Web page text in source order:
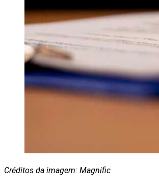
Créditos da imagem: Magnific